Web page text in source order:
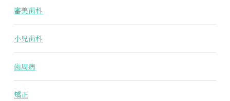
審美歯科
小児歯科
歯周病
矯正